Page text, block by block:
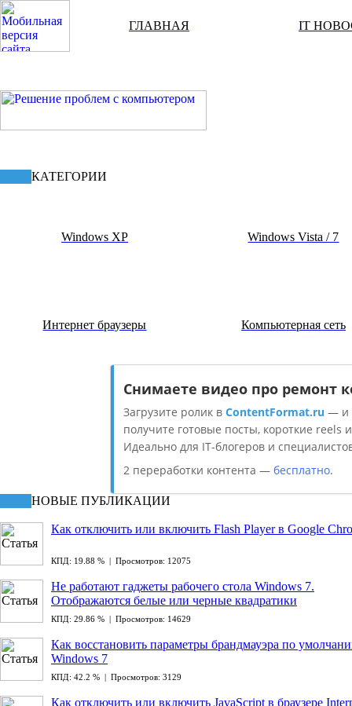
ГЛАВНАЯ IT
КАТЕГОРИИ
Windows XP Windows Vista / 7
Интернет браузеры Компьютерная сеть
Снимаете видео про ремонт
Загрузите ролик в ContentFormat.ru — и
получите готовые посты, короткие reels
Идеально для IT-блогеров и
2 переработки контента — бесплатно.
НОВЫЕ ПУБЛИКАЦИИ
Как отключить или включить Flash Player в Google
КПД: 19.88 % | Просмотров: 12075
Не работают гаджеты рабочего стола Windows 7.
Отображаются белые или черные квадратики
КПД: 29.86 % | Просмотров: 14629
Как восстановить параметры брандмауэра по
Windows 7
КПД: 42.2 % | Просмотров: 3129
Как отключить или включить JavaScript в браузере